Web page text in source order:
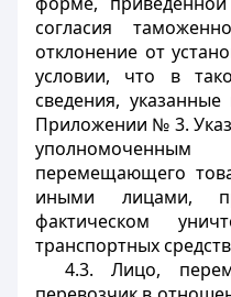
согласия
отклонение от
условии, что в
сведения,
Приложении № 3.
уполномоченным
перемещающего
иными лицами,
фактическом
транспортных
4.3. Лицо,